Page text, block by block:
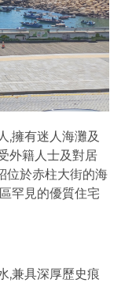
,擁有迷人海灘及
外籍人士及對居
位於赤柱大街的海
罕見的優質住宅
,兼具深厚歷史痕